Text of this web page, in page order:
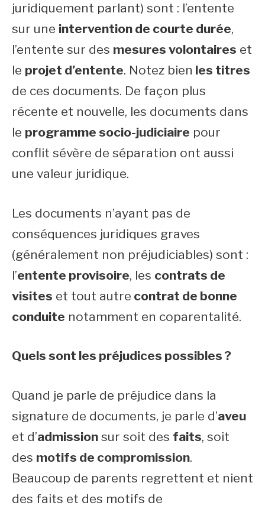
juridiquement parlant) sont : l’entente
sur une intervention de courte durée,
l’entente sur des mesures volontaires et
le projet d’entente. Notez bien les titres
de ces documents. De façon plus
récente et nouvelle, les documents dans
le programme socio-judiciaire pour
conflit sévère de séparation ont aussi
une valeur juridique.
Les documents n’ayant pas de
conséquences juridiques graves
(généralement non préjudiciables) sont :
l’entente provisoire, les contrats de
visites et tout autre contrat de bonne
conduite notamment en coparentalité.
Quels sont les préjudices possibles ?
Quand je parle de préjudice dans la
signature de documents, je parle d’aveu
et d’admission sur soit des faits, soit
des motifs de compromission.
Beaucoup de parents regrettent et nient
des faits et des motifs de